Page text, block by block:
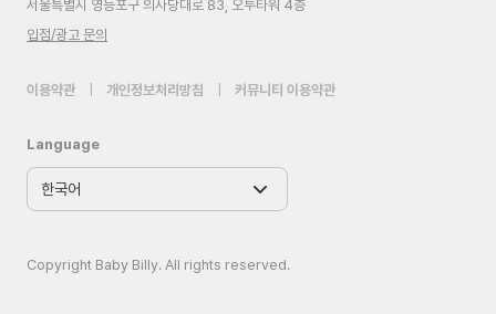
서울특별시 영등포구 의사당대로 83, 오투타워 4층
입점/광고 문의
이용약관 개인정보처리방침 커뮤니티 이용약관
Language
Copyright Baby Billy. All rights reserved.